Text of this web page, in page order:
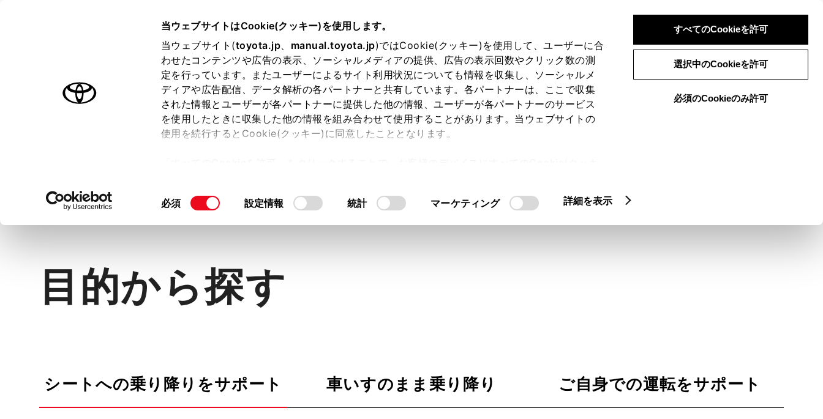
当ウェブサイトはCookie(クッキー)を使用します。
当ウェブサイト(toyota.jp、 manual.toyota.jp)ではCookie(クッキー)を使用して、ユーザーに合
わせたコンテンツや広告の表示、ソーシャルメディアの提供、広告の表示回数やクリック数の測
定を行っています。またユーザーによるサイト利用状況についても情報を収集し、ソーシャルメ
ディアや広告配信、データ解析の各パートナーと共有しています。各パートナーは、ここで収集
された情報とユーザーが各パートナーに提供した他の情報、ユーザーが各パートナーのサービス
を使用したときに収集した他の情報を組み合わせて使用することがあります。当ウェブサイトの
使用を続行するとCookie(クッキー)に同意したこととなります。
て」をご覧ください。
同
必須 設定情報 統計 マーケティング 詳細を表示
すべてのCookieを許可
選択中のCookieを許可
必須のCookieのみ許可
ログイン 検索 メニュー
オーナーサポート トピックス
ウェルキャブ | 福祉車両
Top 目的から探す クルマから探す 用品を探す 試す・相談する お役立ち情報・制度
目的から探す
シートへの乗り降りをサポート 車いすのまま乗り降り ご自身での運転をサポート